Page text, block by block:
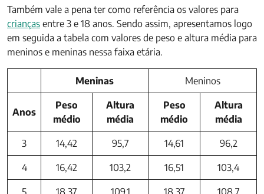
Também vale a pena ter como referência os valores para
crianças entre 3 e 18 anos. Sendo assim, apresentamos logo
em seguida a tabela com valores de peso e altura média para
meninos e meninas nessa faixa etária.
Meninas Meninos
Anos
Peso
médio
Altura
média
Peso
médio
Altura
média
3 14,42 95,7 14,61 96,2
4 16,42 103,2 16,51 103,4